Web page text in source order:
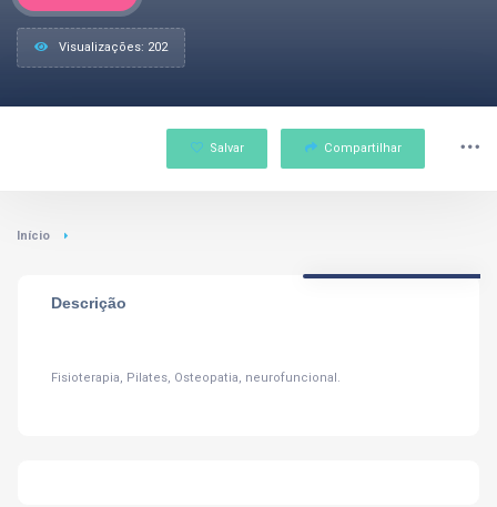
Visualizações: 202
Salvar Compartilhar
Início
Descrição
Fisioterapia, Pilates, Osteopatia, neurofuncional.